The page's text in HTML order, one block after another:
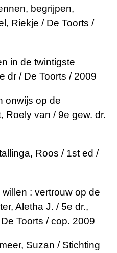
begrijpen,
Riekje / De Toorts /
in de twintigste
dr / De Toorts / 2009
onwijs op de
Roely van / 9e gew. dr.
Roos / 1st ed /
: vertrouw op de
Aletha J. / 5e dr.,
Toorts / cop. 2009
Suzan / Stichting